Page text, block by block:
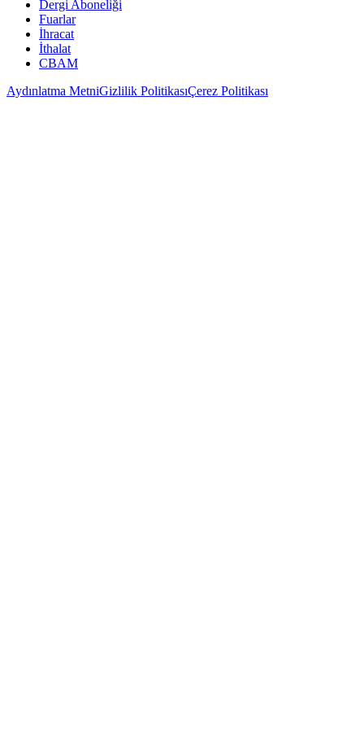
Dergi Aboneliği
Fuarlar
İhracat
İthalat
CBAM
Aydınlatma MetniGizlilik PolitikasıÇerez Politikası